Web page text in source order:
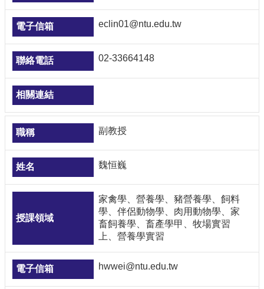
eclin01@ntu.edu.tw
02-33664148
副教授
魏恒巍
家禽學、營養學、豬營養學、飼料
學、伴侶動物學、肉用動物學、家
畜飼養學、畜產學甲、牧場實習
上、營養學實習
hwwei@ntu.edu.tw